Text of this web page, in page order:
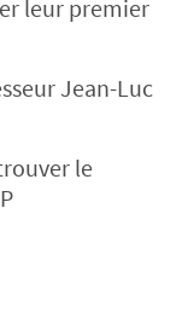
leur premier
Jean-Luc
le